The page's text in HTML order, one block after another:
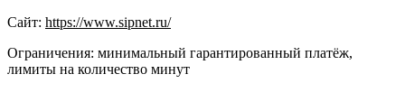
Сайт: https://www.sipnet.ru/
Ограничения: минимальный гарантированный платёж,
лимиты на количество минут